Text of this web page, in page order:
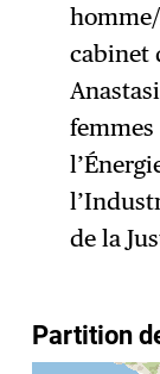
cabinet
de la